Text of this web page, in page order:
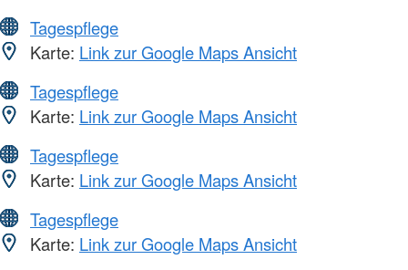
Tagespflege
Karte: Link zur Google Maps Ansicht
Tagespflege
Karte: Link zur Google Maps Ansicht
Tagespflege
Karte: Link zur Google Maps Ansicht
Tagespflege
Karte: Link zur Google Maps Ansicht